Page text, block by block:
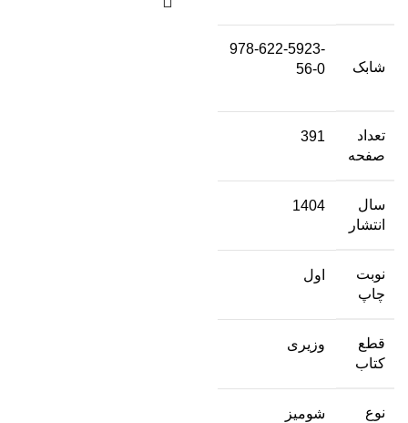
شابک
978-622-5923-
56-0
تعداد
صفحه
391
سال
انتشار
1404
نوبت
چاپ
اول
قطع
کتاب
وزیری
نوع
شومیز